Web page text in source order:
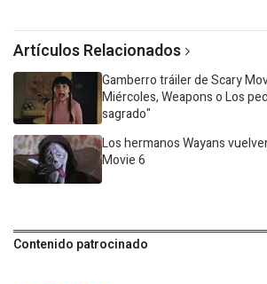
Artículos Relacionados
Gamberro tráiler de Scary
Miércoles, Weapons o Los
sagrado"
Los hermanos Wayans
Movie 6
Contenido patrocinado